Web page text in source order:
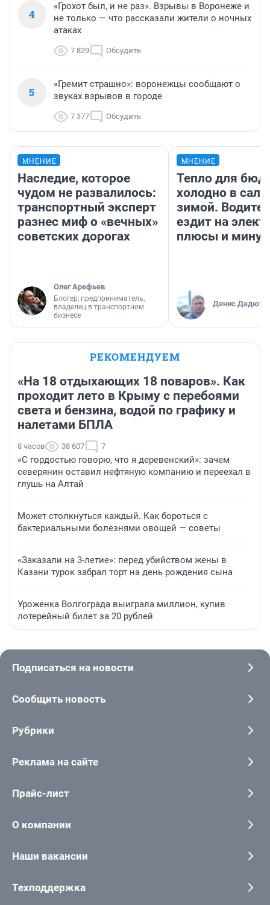
4
«Грохот был, и не раз». Взрывы в Воронеже и
не только — что рассказали жители о ночных
атаках
7 829 Обсудить
5
«Гремит страшно»: воронежцы сообщают о
звуках взрывов в городе
7 377 Обсудить
МНЕНИЕ
Наследие, которое
чудом не развалилось:
транспортный эксперт
разнес миф о «вечных»
советских дорогах
Олег Арефьев
Блогер, предприниматель,
владелец в транспортном
бизнесе
МНЕНИЕ
Тепло для
холодно в
зимой.
ездит на
плюсы и
Денис
РЕКОМЕНДУЕМ
«На 18 отдыхающих 18 поваров». Как
проходит лето в Крыму с перебоями
света и бензина, водой по графику и
налетами БПЛА
8 часов 38 607 7
«С гордостью говорю, что я деревенский»: зачем
северянин оставил нефтяную компанию и переехал в
глушь на Алтай
Может столкнуться каждый. Как бороться с
бактериальными болезнями овощей — советы
«Заказали на 3-летие»: перед убийством жены в
Казани турок забрал торт на день рождения сына
Уроженка Волгограда выиграла миллион, купив
лотерейный билет за 20 рублей
Подписаться на новости
Сообщить новость
Рубрики
Реклама на сайте
Прайс-лист
О компании
Наши вакансии
Техподдержка